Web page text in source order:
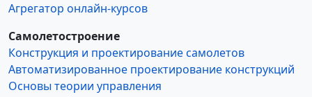
Агрегатор онлайн-курсов
Самолетостроение
Конструкция и проектирование самолетов
Автоматизированное проектирование конструкций
Основы теории управления